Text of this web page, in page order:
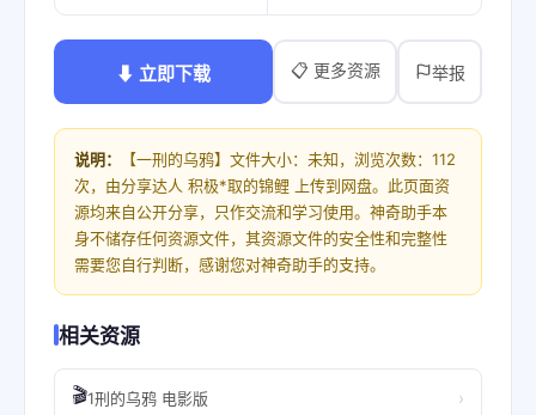
⬇ 立即下载 📋 更多资源 举报
说明：
【一刑的乌鸦】文件大小：未知，浏览次数：112
次，由分享达人 积极*取的锦鲤 上传到网盘。此页面资
源均来自公开分享，只作交流和学习使用。神奇助手本
身不储存任何资源文件，其资源文件的安全性和完整性
需要您自行判断，感谢您对神奇助手的支持。
相关资源
🎬1刑的乌鸦 电影版 ›